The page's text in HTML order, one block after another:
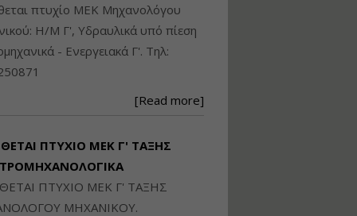
πτυχίο ΜΕΚ Μηχανολόγου
Η/Μ Γ', Υδραυλικά υπό πίεση
- Ενεργειακά Γ'. Τηλ:
[Read more]
ΠΤΥΧΙΟ ΜΕΚ Γ' ΤΑΞΗΣ
ΠΤΥΧΙΟ ΜΕΚ Γ' ΤΑΞΗΣ
ΜΗΧΑΝΙΚΟΥ.
Αυτοτελούς
Εισηγήτρια:Αναστασία Μητρακάκη
Διάρκεια: 6 ώρες